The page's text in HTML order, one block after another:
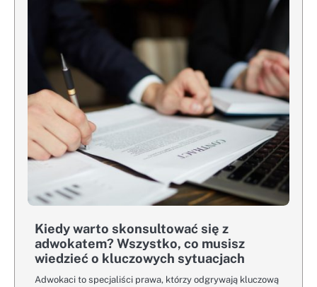
Kiedy warto skonsultować się z
adwokatem? Wszystko, co musisz
wiedzieć o kluczowych sytuacjach
Adwokaci to specjaliści prawa, którzy odgrywają kluczową